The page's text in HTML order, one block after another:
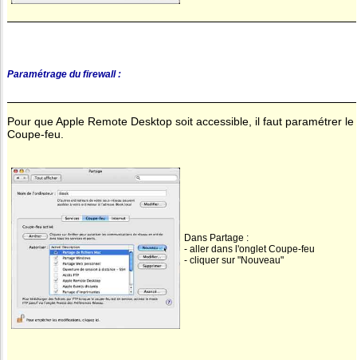
Paramétrage du firewall :
Pour que Apple Remote Desktop soit accessible, il faut paramétrer le
Coupe-feu.
Dans Partage :
- aller dans l'onglet Coupe-feu
- cliquer sur "Nouveau"